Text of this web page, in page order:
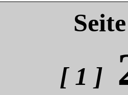
[ 1 ]